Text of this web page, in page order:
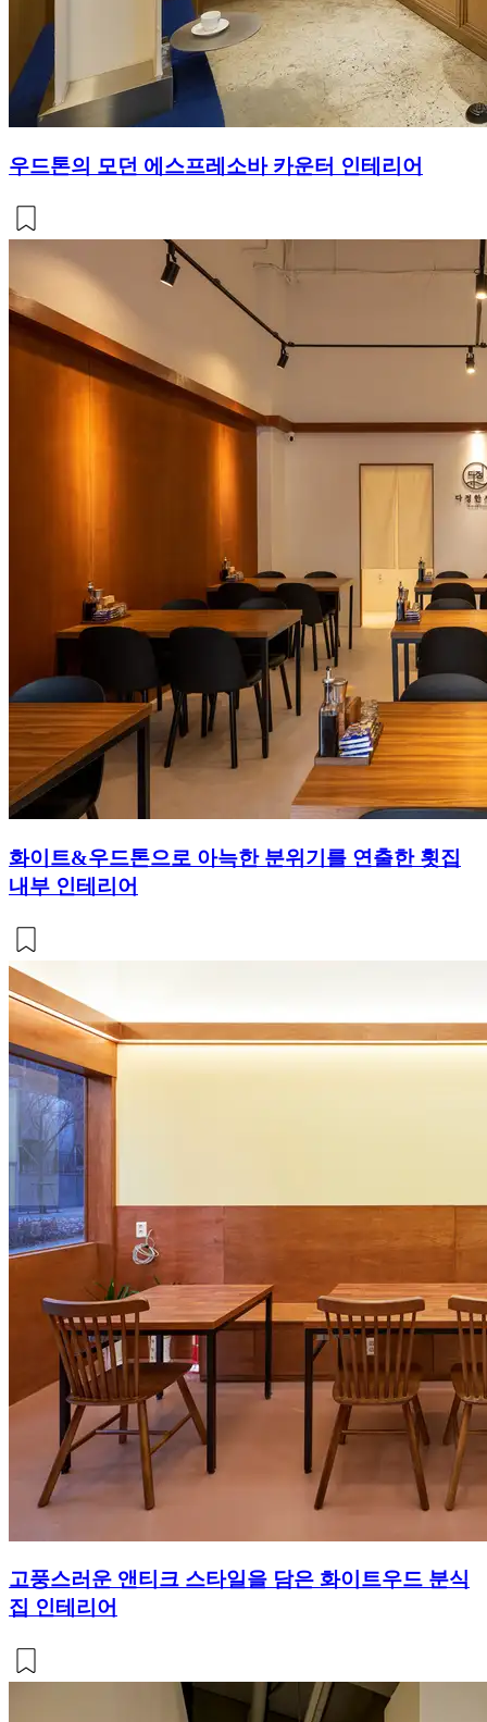
우드톤의 모던 에스프레소바 카운터 인테리어
화이트&우드톤으로 아늑한 분위기를 연출한 횟집
내부 인테리어
고풍스러운 앤티크 스타일을 담은 화이트우드 분식
집 인테리어